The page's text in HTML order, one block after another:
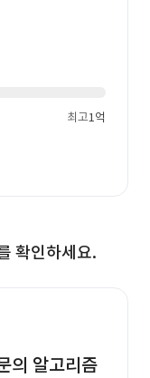
최고1억
확인하세요.
의 알고리즘